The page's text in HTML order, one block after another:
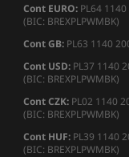
Cont EURO: PL64
(BIC: BREXPLPWMBK)
Cont GB: PL63 1140
Cont USD: PL37 1140
(BIC: BREXPLPWMBK)
Cont CZK: PL02 1140
(BIC: BREXPLPWMBK)
Cont HUF: PL39 1140
(BIC: BREXPLPWMBK)